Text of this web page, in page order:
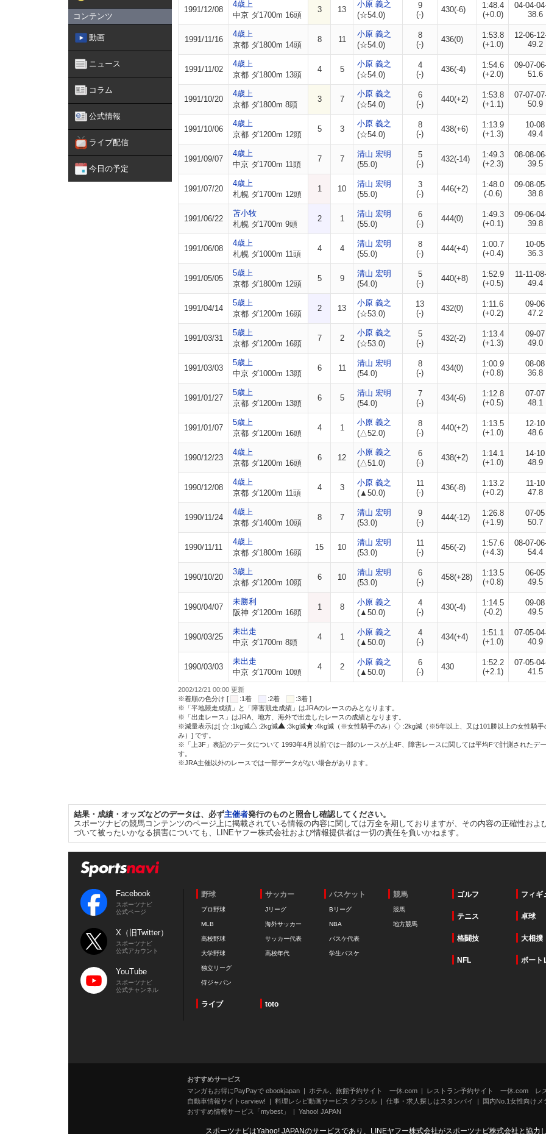
コンテンツ
動画
ニュース
コラム
公式情報
ライブ配信
今日の予定
1991/12/08
4歳上
中京 ダ1700m 16頭
3 13
小原 義之
(☆54.0)
9
(-)
430(-6)
1:48.4
(+0.0)
04-04-
38.6
1991/11/16
4歳上
京都 ダ1800m 14頭
8 11
小原 義之
(☆54.0)
8
(-)
436(0)
1:53.8
(+1.0)
12-06-
49.2
1991/11/02
4歳上
京都 ダ1800m 13頭
4 5
小原 義之
(☆54.0)
4
(-)
436(-4)
1:54.6
(+2.0)
09-07-
51.6
1991/10/20
4歳上
京都 ダ1800m 8頭
3 7
小原 義之
(☆54.0)
6
(-)
440(+2)
1:53.8
(+1.1)
07-07-
50.9
1991/10/06
4歳上
京都 ダ1200m 12頭
5 3
小原 義之
(☆54.0)
8
(-)
438(+6)
1:13.9
(+1.3)
10-08
49.4
1991/09/07
4歳上
中京 ダ1700m 11頭
7 7
清山 宏明
(55.0)
5
(-)
432(-14)
1:49.3
(+2.3)
08-08-
39.5
1991/07/20
4歳上
札幌 ダ1700m 12頭
1 10
清山 宏明
(55.0)
3
(-)
446(+2)
1:48.0
(-0.6)
09-08-
38.8
1991/06/22
苫小牧
札幌 ダ1700m 9頭
2 1
清山 宏明
(55.0)
6
(-)
444(0)
1:49.3
(+0.1)
09-06-
39.8
1991/06/08
4歳上
札幌 ダ1000m 11頭
4 4
清山 宏明
(55.0)
8
(-)
444(+4)
1:00.7
(+0.4)
10-05
36.3
1991/05/05
5歳上
京都 ダ1800m 12頭
5 9
清山 宏明
(54.0)
5
(-)
440(+8)
1:52.9
(+0.5)
11-11-
49.4
1991/04/14
5歳上
京都 ダ1200m 16頭
2 13
小原 義之
(☆53.0)
13
(-)
432(0)
1:11.6
(+0.2)
09-06
47.2
1991/03/31
5歳上
京都 ダ1200m 16頭
7 2
小原 義之
(☆53.0)
5
(-)
432(-2)
1:13.4
(+1.3)
09-07
49.0
1991/03/03
5歳上
中京 ダ1000m 13頭
6 11
清山 宏明
(54.0)
8
(-)
434(0)
1:00.9
(+0.8)
08-08
36.8
1991/01/27
5歳上
京都 ダ1200m 13頭
6 5
清山 宏明
(54.0)
7
(-)
434(-6)
1:12.8
(+0.5)
07-07
48.1
1991/01/07
5歳上
京都 ダ1200m 16頭
4 1
小原 義之
(△52.0)
8
(-)
440(+2)
1:13.5
(+1.0)
12-10
48.6
1990/12/23
4歳上
京都 ダ1200m 16頭
6 12
小原 義之
(△51.0)
6
(-)
438(+2)
1:14.1
(+1.0)
14-10
48.9
1990/12/08
4歳上
京都 ダ1200m 11頭
4 3
小原 義之
(▲50.0)
11
(-)
436(-8)
1:13.2
(+0.2)
11-10
47.8
1990/11/24
4歳上
京都 ダ1400m 10頭
8 7
清山 宏明
(53.0)
9
(-)
444(-12)
1:26.8
(+1.9)
07-05
50.7
1990/11/11
4歳上
京都 ダ1800m 16頭
15 10
清山 宏明
(53.0)
11
(-)
456(-2)
1:57.6
(+4.3)
08-07-
54.4
1990/10/20
3歳上
京都 ダ1200m 10頭
6 10
清山 宏明
(53.0)
6
(-)
458(+28)
1:13.5
(+0.8)
06-05
49.5
1990/04/07
未勝利
阪神 ダ1200m 16頭
1 8
小原 義之
(▲50.0)
4
(-)
430(-4)
1:14.5
(-0.2)
09-08
49.5
1990/03/25
未出走
中京 ダ1700m 8頭
4 1
小原 義之
(▲50.0)
4
(-)
434(+4)
1:51.1
(+1.0)
07-05-
40.9
1990/03/03
未出走
中京 ダ1700m 10頭
4 2
小原 義之
(▲50.0)
6
(-)
430
1:52.2
(+2.1)
07-05-
41.5
2002/12/21 00:00 更新
※着順の色分け [
:1着 :2着
:3着 ]
※「平地競走成績」と「障害競走成績」はJRAのレースのみとなります。
※「出走レース」はJRA、地方、海外で出走したレースの成績となります。
※減量表示は[
:1kg減 :2kg減 :3kg減 :4kg減（※女性騎手のみ）
:2kg減（※5年以上、又は101勝以上の女性騎手
み）] です。
※「上3F」表記のデータについて 1993年4月以前では一部のレースが上4F、障害レースに関しては平均Fで計測されたデ
す。
※JRA主催以外のレースでは一部データがない場合があります。
結果・成績・オッズなどのデータは、必ず主催者発行のものと照合し確認してください。
スポーツナビの競馬コンテンツのページ上に掲載されている情報の内容に関しては万全を期しておりますが、その内容の正確性お
づいて被ったいかなる損害についても、LINEヤフー株式会社および情報提供者は一切の責任を負いかねます。
Facebook
スポーツナビ
公式ページ
X（旧Twitter）
スポーツナビ
公式アカウント
YouTube
スポーツナビ
公式チャンネル
野球
プロ野球
MLB
高校野球
大学野球
独立リーグ
侍ジャパン
サッカー
Jリーグ
海外サッカー
サッカー代表
高校年代
バスケット
Bリーグ
NBA
バスケ代表
学生バスケ
競馬
競馬
地方競馬
ゴルフ フィギ
テニス 卓球
格闘技 大相撲
NFL ボート
ライブ toto
おすすめサービス
マンガもお得にPayPayで ebookjapan
ホテル、旅館予約サイト 一休.com
レストラン予約サイト 一休.com レ
自動車情報サイトcarview!
料理レシピ動画サービス クラシル 仕事・求人探しはスタンバイ
国内No.1女性向けメ
おすすめ情報サービス「mybest」
Yahoo! JAPAN
スポーツナビはYahoo! JAPANのサービスであり、LINEヤフー株式会社がスポーツナビ株式会社と協力